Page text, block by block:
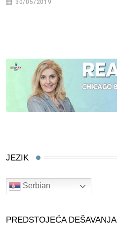
30/05/2019
JEZIK
Serbian
PREDSTOJEĆA DEŠAVANJA